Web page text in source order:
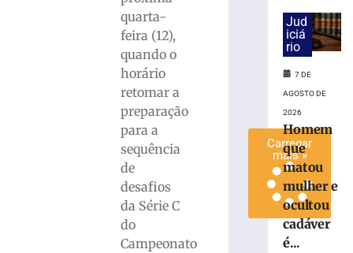
quarta-
feira (12),
quando o
horário
retomar a
preparação
para a
sequência
de
desafios
da Série C
do
Campeonato
Carregar
mais »
Jud
iciá
rio
7 DE
AGOSTO DE
2026
Homem
que
matou
mulher e
ocultou
cadáver
é...